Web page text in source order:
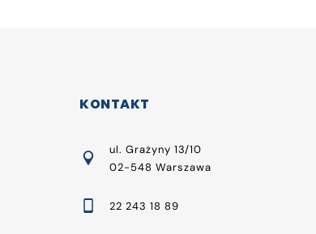
KONTAKT
ul. Grażyny 13/10
02-548 Warszawa
22 243 18 89